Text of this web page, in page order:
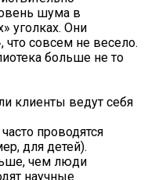
шума в
уголках. Они
совсем не весело.
больше не то
клиенты ведут себя
проводятся
для детей).
чем люди
научные